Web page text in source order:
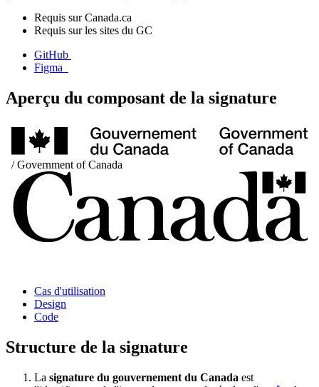
Requis sur Canada.ca
Requis sur les sites du GC
GitHub
Figma
Aperçu du composant de la signature
Cas d'utilisation
Design
Code
Structure de la signature
La signature du gouvernement du Canada est